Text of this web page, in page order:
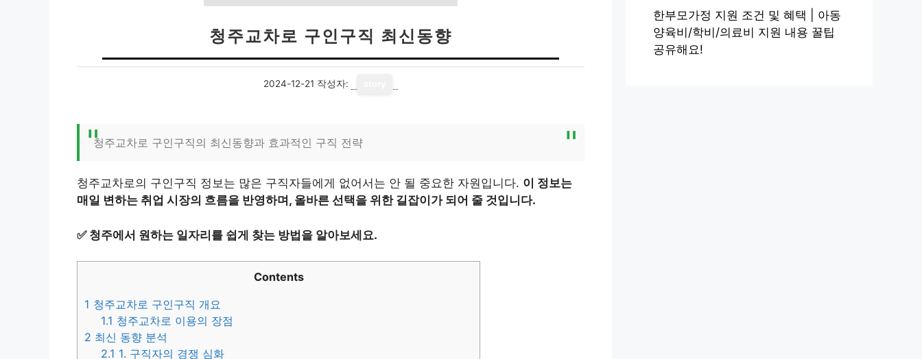
청주교차로 구인구직 최신동향
2024-12-21 작성자:
청주교차로 구인구직의 최신동향과 효과적인 구직 전략
청주교차로의 구인구직 정보는 많은 구직자들에게 없어서는 안 될 중요한 자원입니다. 이 정보는
매일 변하는 취업 시장의 흐름을 반영하며, 올바른 선택을 위한 길잡이가 되어 줄 것입니다.
✅ 청주에서 원하는 일자리를 쉽게 찾는 방법을 알아보세요.
Contents
1 청주교차로 구인구직 개요
1.1 청주교차로 이용의 장점
2 최신 동향 분석
2.1 1. 구직자의 경쟁 심화
한부모가정 지원 조건 및 혜택 | 아동
양육비/학비/의료비 지원 내용 꿀팁
공유해요!